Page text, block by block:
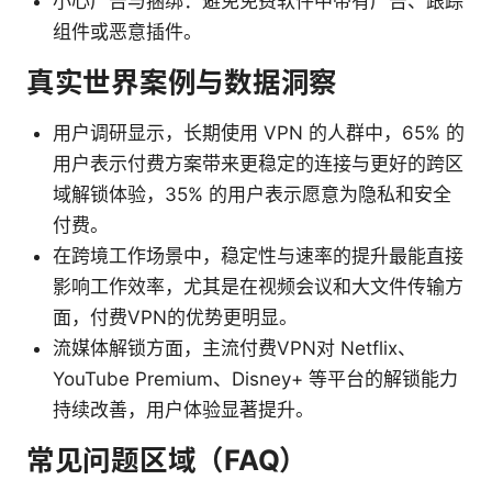
组件或恶意插件。
真实世界案例与数据洞察
用户调研显示，长期使用 VPN 的人群中，65% 的
用户表示付费方案带来更稳定的连接与更好的跨区
域解锁体验，35% 的用户表示愿意为隐私和安全
付费。
在跨境工作场景中，稳定性与速率的提升最能直接
影响工作效率，尤其是在视频会议和大文件传输方
面，付费VPN的优势更明显。
流媒体解锁方面，主流付费VPN对 Netflix、
YouTube Premium、Disney+ 等平台的解锁能力
持续改善，用户体验显著提升。
常见问题区域（FAQ）